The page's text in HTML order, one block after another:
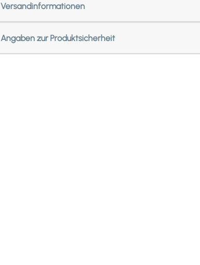
Versandinformationen
Angaben zur Produktsicherheit